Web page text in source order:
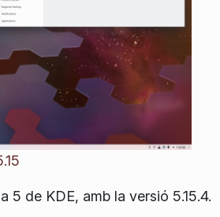
de KDE, amb la versió 5.15.4.